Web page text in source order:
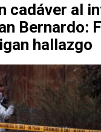
cadáver al
Bernardo:
hallazgo